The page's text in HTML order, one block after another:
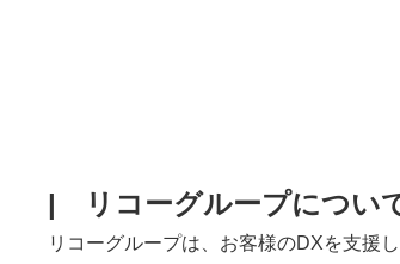
| リコーグループにつ
リコーグループは、お客様のDXを支援